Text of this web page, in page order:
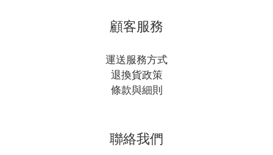
顧客服務
運送服務方式
退換貨政策
條款與細則
聯絡我們